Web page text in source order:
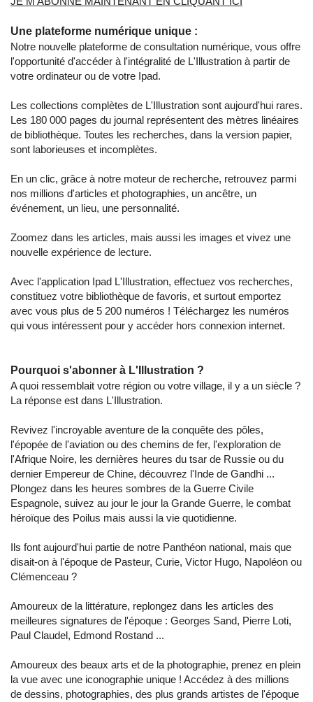
Une plateforme numérique unique :
Notre nouvelle plateforme de consultation numérique, vous offre
l'opportunité d'accéder à l'intégralité de L'Illustration à partir de
votre ordinateur ou de votre Ipad.
Les collections complètes de L'Illustration sont aujourd'hui rares.
Les 180 000 pages du journal représentent des mètres linéaires
de bibliothèque. Toutes les recherches, dans la version papier,
sont laborieuses et incomplètes.
En un clic, grâce à notre moteur de recherche, retrouvez parmi
nos millions d'articles et photographies, un ancêtre, un
événement, un lieu, une personnalité.
Zoomez dans les articles, mais aussi les images et vivez une
nouvelle expérience de lecture.
Avec l'application Ipad L'Illustration, effectuez vos recherches,
constituez votre bibliothèque de favoris, et surtout emportez
avec vous plus de 5 200 numéros ! Téléchargez les numéros
qui vous intéressent pour y accéder hors connexion internet.
Pourquoi s'abonner à L'Illustration ?
A quoi ressemblait votre région ou votre village, il y a un siècle ?
La réponse est dans L'Illustration.
Revivez l'incroyable aventure de la conquête des pôles,
l'épopée de l'aviation ou des chemins de fer, l'exploration de
l'Afrique Noire, les dernières heures du tsar de Russie ou du
dernier Empereur de Chine, découvrez l'Inde de Gandhi ...
Plongez dans les heures sombres de la Guerre Civile
Espagnole, suivez au jour le jour la Grande Guerre, le combat
héroïque des Poilus mais aussi la vie quotidienne.
Ils font aujourd'hui partie de notre Panthéon national, mais que
disait-on à l'époque de Pasteur, Curie, Victor Hugo, Napoléon ou
Clémenceau ?
Amoureux de la littérature, replongez dans les articles des
meilleures signatures de l'époque : Georges Sand, Pierre Loti,
Paul Claudel, Edmond Rostand ...
Amoureux des beaux arts et de la photographie, prenez en plein
la vue avec une iconographie unique ! Accédez à des millions
de dessins, photographies, des plus grands artistes de l'époque